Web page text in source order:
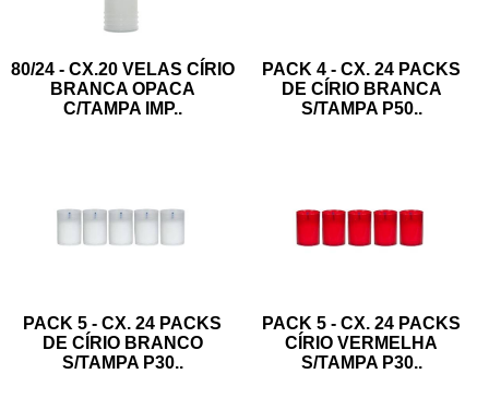
80/24 - CX.20 VELAS CÍRIO
BRANCA OPACA
C/TAMPA IMP..
PACK 4 - CX. 24 PACKS
DE CÍRIO BRANCA
S/TAMPA P50..
PACK 5 - CX. 24 PACKS
DE CÍRIO BRANCO
S/TAMPA P30..
PACK 5 - CX. 24 PACKS
CÍRIO VERMELHA
S/TAMPA P30..